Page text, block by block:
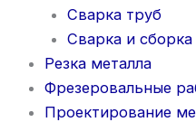
Сварка труб
Сварка и
Резка металла
Фрезеровальные
Проектирование